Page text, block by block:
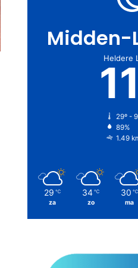
Midden-
Heldere
11
29º -
89%
1.49
29 ℃
za
34 ℃
zo
30 ℃
ma